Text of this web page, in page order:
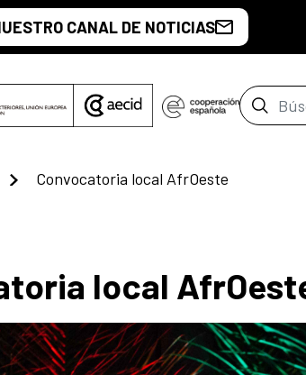
CANAL DE NOTICIAS
Barra
Convocatoria local AfrOeste
local